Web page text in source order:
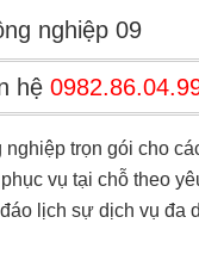
nghiệp 09
hệ
nghiệp trọn gói cho
vụ tại chỗ theo
lịch sự dịch vụ đa